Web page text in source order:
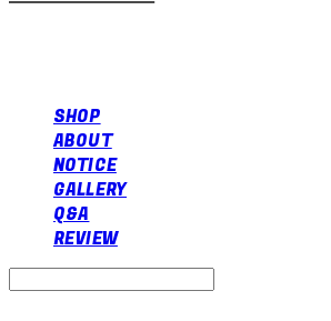
SHOP
ABOUT
NOTICE
GALLERY
Q&A
REVIEW